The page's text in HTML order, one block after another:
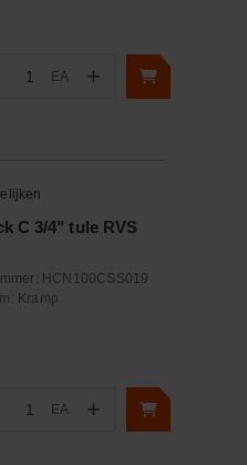
EA +
C 3/4" tule RVS
HCN100CSS019
Kramp
EA +